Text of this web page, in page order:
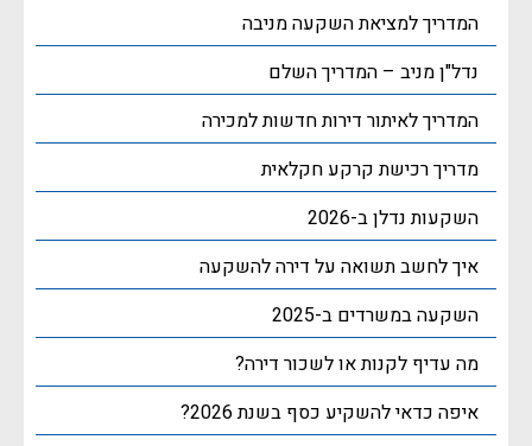
המדריך למציאת השקעה מניבה
נדל"ן מניב – המדריך השלם
המדריך לאיתור דירות חדשות למכירה
מדריך רכישת קרקע חקלאית
השקעות נדלן ב-2026
איך לחשב תשואה על דירה להשקעה
השקעה במשרדים ב-2025
מה עדיף לקנות או לשכור דירה?
איפה כדאי להשקיע כסף בשנת 2026?